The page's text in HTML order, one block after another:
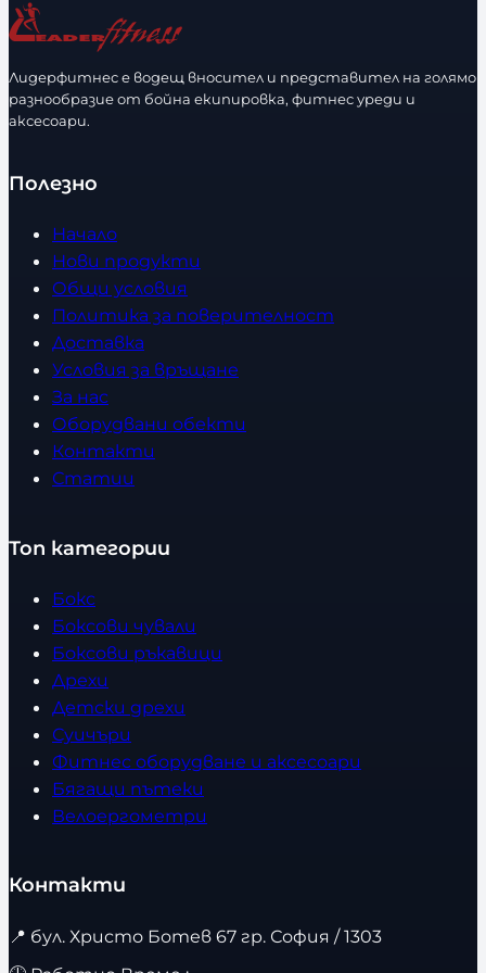
з
м
е
р
е
с
т
в
о
е
р
т
в
Лидерфитнес е водещ вносител и представител на голямо
разнообразие от бойна екипировка, фитнес уреди и
аксесоари.
Полезно
Начало
Нови продукти
Общи условия
Политика за поверителност
Доставка
Условия за връщане
За нас
Оборудвани обекти
Контакти
Статии
Топ категории
Бокс
Боксови чували
Боксови ръкавици
Дрехи
Детски дрехи
Суичъри
Фитнес оборудване и аксесоари
Бягащи пътеки
Велоергометри
Контакти
📍 бул. Христо Ботев 67 гр. София / 1303